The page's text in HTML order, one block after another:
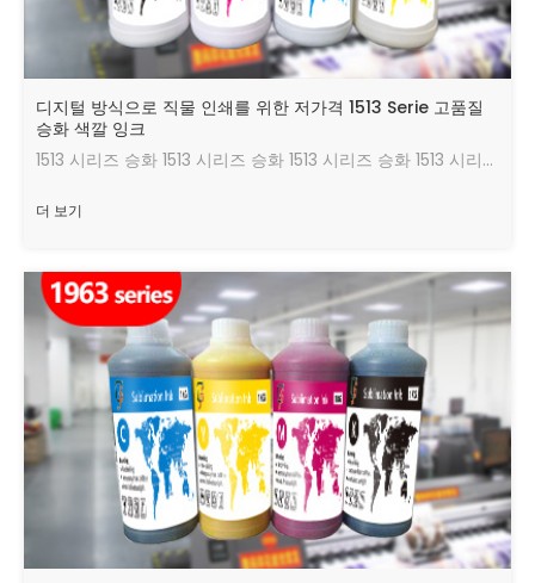
디지털 방식으로 직물 인쇄를 위한 저가격 1513 Serie 고품질
승화 색깔 잉크
1513 시리즈 승화 1513 시리즈 승화 1513 시리즈 승화 1513 시리즈 승화 잉크, 우수한 유동성, 플러그 또는 비독성 및 환경 친화적 인, 밝은 색깔, 좋은 전송 효과의 비 경향 스프레이
더 보기